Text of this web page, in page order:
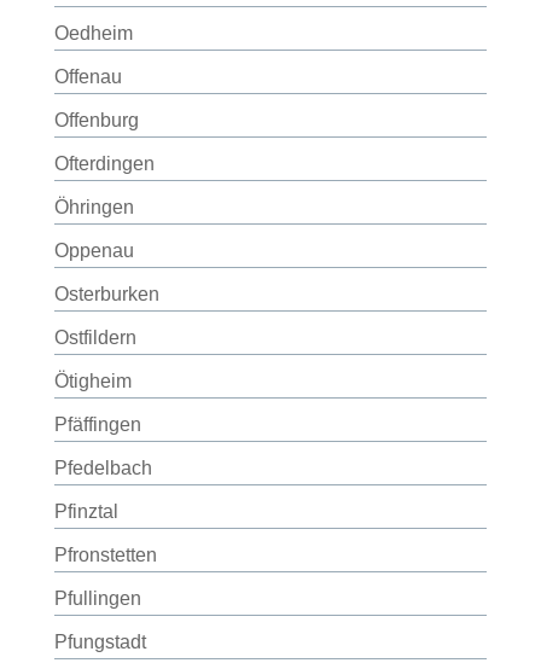
Oedheim
Offenau
Offenburg
Ofterdingen
Öhringen
Oppenau
Osterburken
Ostfildern
Ötigheim
Pfäffingen
Pfedelbach
Pfinztal
Pfronstetten
Pfullingen
Pfungstadt